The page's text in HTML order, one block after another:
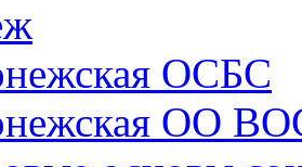
ОСБС